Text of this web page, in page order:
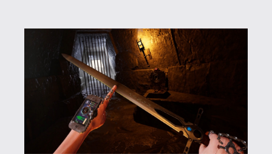
is lehet teljesen átlagos. Sokkal jobban
működik a kémia, amikor mi magunk
tapasztaljuk meg és éljük át, ahogyan egy
egyszerű, hétköznapi kisemberrel nagy
dolgok történnek. Lehetne egy Amazon-
csomagfutár a főhősünk - persze a nevet
megváltoztatnánk mondjuk Megazonra a
jogászok miatt - és egy totálisan
eseménytelen, dögunalmas munkanappal